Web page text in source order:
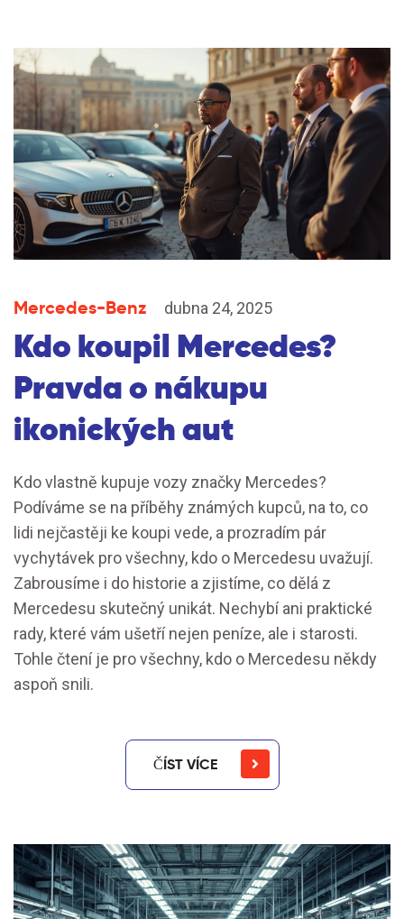
Mercedes-Benz dubna 24, 2025
Kdo koupil Mercedes?
Pravda o nákupu
ikonických aut
Kdo vlastně kupuje vozy značky Mercedes?
Podíváme se na příběhy známých kupců, na to, co
lidi nejčastěji ke koupi vede, a prozradím pár
vychytávek pro všechny, kdo o Mercedesu uvažují.
Zabrousíme i do historie a zjistíme, co dělá z
Mercedesu skutečný unikát. Nechybí ani praktické
rady, které vám ušetří nejen peníze, ale i starosti.
Tohle čtení je pro všechny, kdo o Mercedesu někdy
aspoň snili.
ČÍST VÍCE